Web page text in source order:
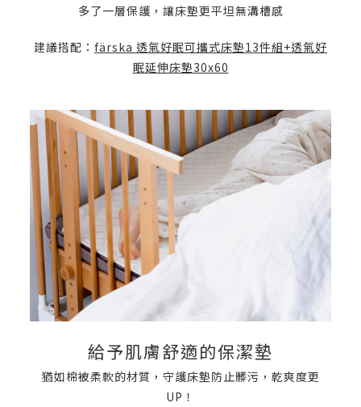
多了一層保護，讓床墊更平坦無溝槽感
建議搭配： färska 透氣好眠可攜式床墊13件組+透氣好
眠延伸床墊30x60
給予肌膚舒適的保潔墊
猶如棉被柔軟的材質，守護床墊防止髒污，乾爽度更
UP！